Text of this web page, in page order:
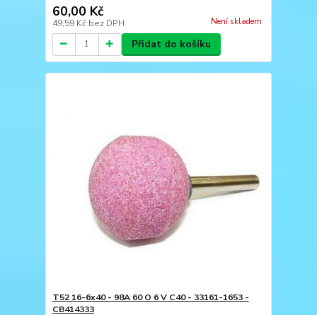
60,00 Kč
49,59 Kč bez DPH Není skladem
Přidat do košíku
T52 16-6x40 - 98A 60 O 6 V C40 - 33161-1653 -
CB414333